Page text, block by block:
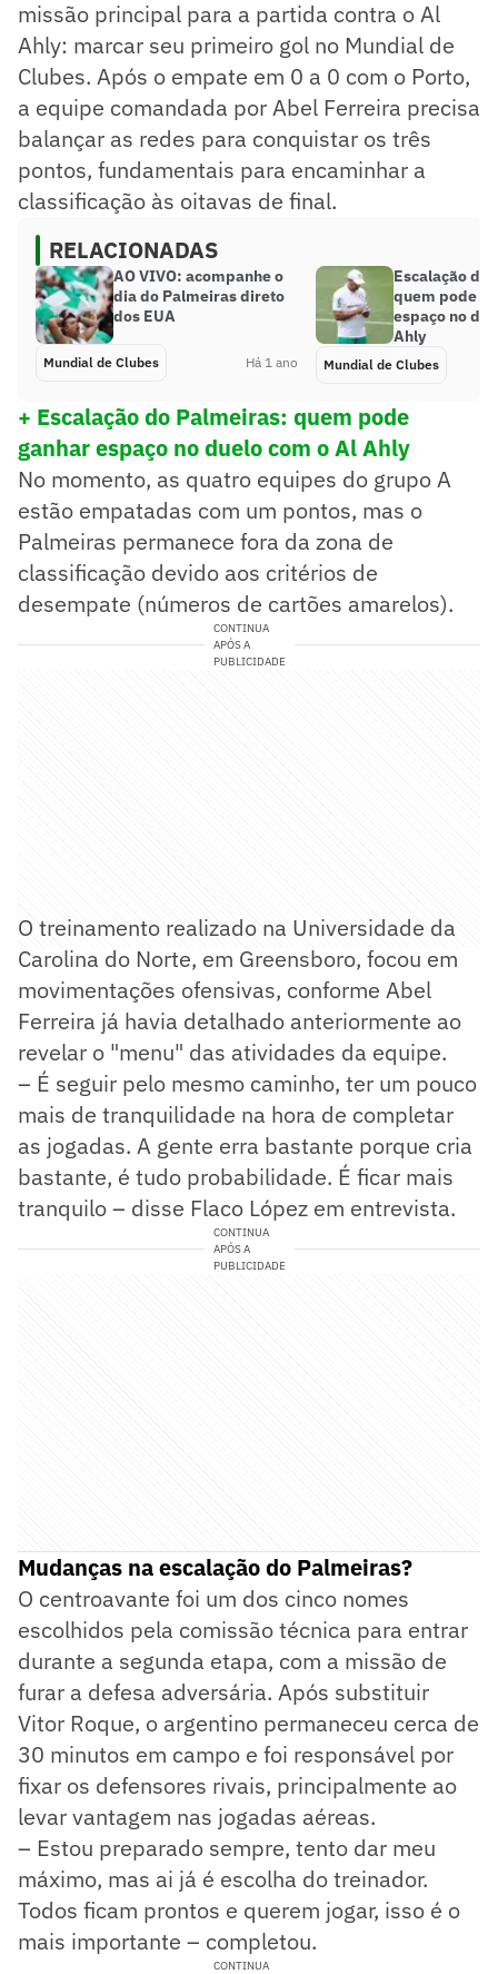
missão principal para a partida contra o Al
Ahly: marcar seu primeiro gol no Mundial de
Clubes. Após o empate em 0 a 0 com o Porto,
a equipe comandada por Abel Ferreira precisa
balançar as redes para conquistar os três
pontos, fundamentais para encaminhar a
classificação às oitavas de final.
RELACIONADAS
AO VIVO: acompanhe o
dia do Palmeiras direto
dos EUA
Mundial de Clubes Há 1 ano
Escalação do
quem pode
espaço no
Ahly
Mundial de Clubes
+ Escalação do Palmeiras: quem pode
ganhar espaço no duelo com o Al Ahly
No momento, as quatro equipes do grupo A
estão empatadas com um pontos, mas o
Palmeiras permanece fora da zona de
classificação devido aos critérios de
desempate (números de cartões amarelos).
CONTINUA
APÓS A
PUBLICIDADE
O treinamento realizado na Universidade da
Carolina do Norte, em Greensboro, focou em
movimentações ofensivas, conforme Abel
Ferreira já havia detalhado anteriormente ao
revelar o "menu" das atividades da equipe.
– É seguir pelo mesmo caminho, ter um pouco
mais de tranquilidade na hora de completar
as jogadas. A gente erra bastante porque cria
bastante, é tudo probabilidade. É ficar mais
tranquilo – disse Flaco López em entrevista.
CONTINUA
APÓS A
PUBLICIDADE
Mudanças na escalação do Palmeiras?
O centroavante foi um dos cinco nomes
escolhidos pela comissão técnica para entrar
durante a segunda etapa, com a missão de
furar a defesa adversária. Após substituir
Vitor Roque, o argentino permaneceu cerca de
30 minutos em campo e foi responsável por
fixar os defensores rivais, principalmente ao
levar vantagem nas jogadas aéreas.
– Estou preparado sempre, tento dar meu
máximo, mas ai já é escolha do treinador.
Todos ficam prontos e querem jogar, isso é o
mais importante – completou.
CONTINUA